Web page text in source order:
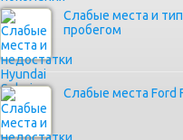
Слабые места и
пробегом
Слабые места Ford